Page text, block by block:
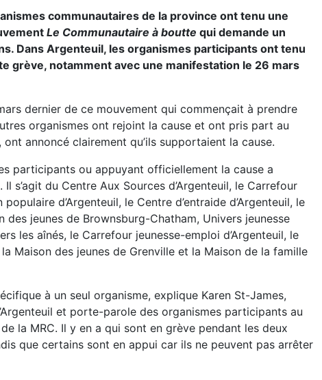
communautaires de la province ont tenu une
Le Communautaire à boutte qui demande un
Dans Argenteuil, les organismes participants ont tenu
grève, notamment avec une manifestation le 26 mars
dernier de ce mouvement qui commençait à prendre
organismes ont rejoint la cause et ont pris part au
annoncé clairement qu’ils supportaient la cause.
participants ou appuyant officiellement la cause a
s’agit du Centre Aux Sources d’Argenteuil, le Carrefour
d’Argenteuil, le Centre d’entraide d’Argenteuil, le
des jeunes de Brownsburg-Chatham, Univers jeunesse
les aînés, le Carrefour jeunesse-emploi d’Argenteuil, le
Maison des jeunes de Grenville et la Maison de la famille
à un seul organisme, explique Karen St-James,
et porte-parole des organismes participants au
de la MRC. Il y en a qui sont en grève pendant les deux
que certains sont en appui car ils ne peuvent pas arrêter